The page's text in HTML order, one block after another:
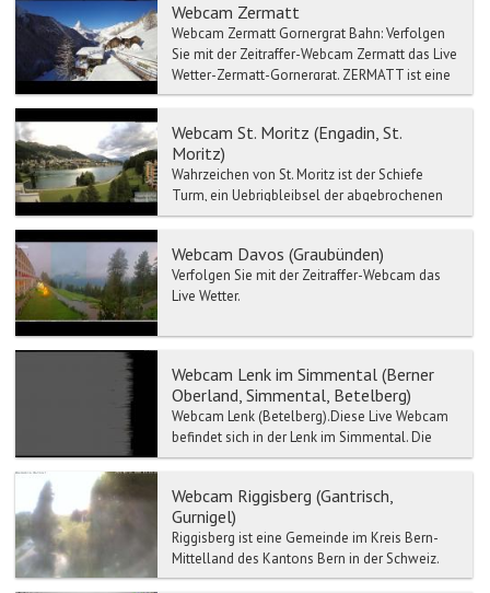
Webcam Zermatt
Webcam Zermatt Gornergrat Bahn: Verfolgen
Sie mit der Zeitraffer-Webcam Zermatt das Live
Wetter-Zermatt-Gornergrat. ZERMATT ist eine
...
Webcam St. Moritz (Engadin, St.
Moritz)
Wahrzeichen von St. Moritz ist der Schiefe
Turm, ein Uebrigbleibsel der abgebrochenen
Mauritiuskirche aus der Zeit um 1500. Im
Webcam Davos (Graubünden)
Verfolgen Sie mit der Zeitraffer-Webcam das
Live Wetter.
Webcam Lenk im Simmental (Berner
Oberland, Simmental, Betelberg)
Webcam Lenk (Betelberg).Diese Live Webcam
befindet sich in der Lenk im Simmental. Die
Lenk ist die höchst gelegene Gemeinde im
Webcam Riggisberg (Gantrisch,
Gurnigel)
Riggisberg ist eine Gemeinde im Kreis Bern-
Mittelland des Kantons Bern in der Schweiz.
Riggisberg befindet sich auf 762 Meter ü. M., 15